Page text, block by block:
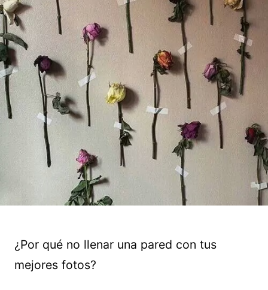
¿Por qué no llenar una pared con tus
mejores fotos?